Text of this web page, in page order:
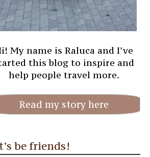
My name is Raluca and I’ve
this blog to inspire and
help people travel more.
Read my story here
be friends!